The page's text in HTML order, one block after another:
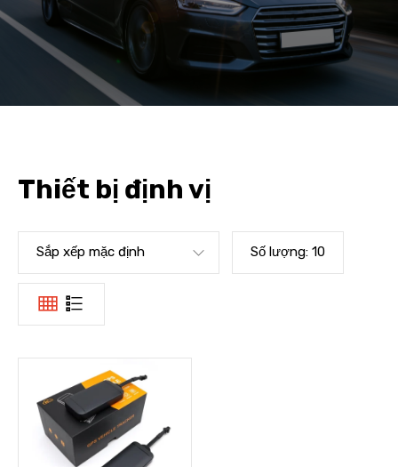
Thiết bị định vị
Sắp xếp mặc định Số lượng: 10